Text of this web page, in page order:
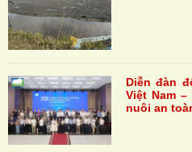
Diễn đàn
Việt Nam
nuôi an